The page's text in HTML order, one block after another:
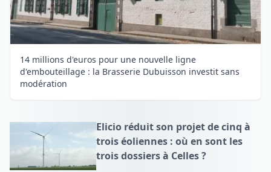
14 millions d'euros pour une nouvelle ligne
d'embouteillage : la Brasserie Dubuisson investit sans
modération
Elicio réduit son projet de cinq à
trois éoliennes : où en sont les
trois dossiers à Celles ?